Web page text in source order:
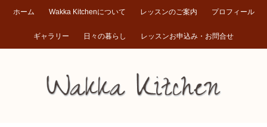
ホーム Wakka Kitchenについて レッスンのご案内 プロフィール
ギャラリー 日々の暮らし レッスンお申込み・お問合せ